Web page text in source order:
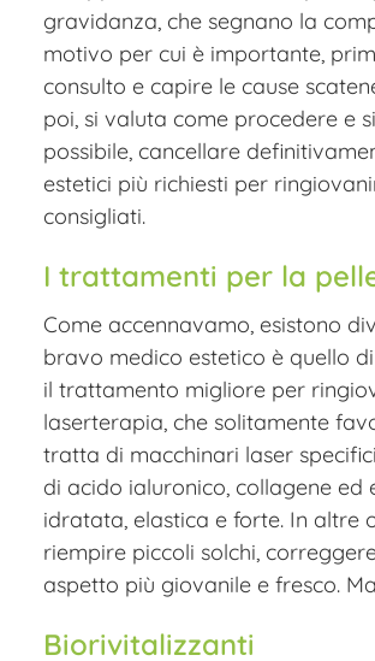
gravidanza, che segnano la
motivo per cui è importante,
consulto e capire le cause
poi, si valuta come procedere e
possibile, cancellare
estetici più richiesti per
consigliati.
I trattamenti per la
Come accennavamo, esistono
bravo medico estetico è quello
il trattamento migliore per
laserterapia, che solitamente
tratta di macchinari laser
di acido ialuronico, collagene
idratata, elastica e forte. In altre
riempire piccoli solchi,
aspetto più giovanile e fresco.
Biorivitalizzanti